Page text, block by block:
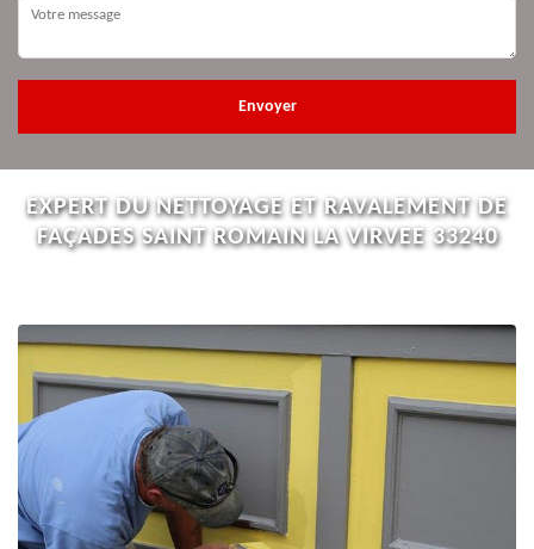
EXPERT DU NETTOYAGE ET RAVALEMENT DE
FAÇADES SAINT ROMAIN LA VIRVEE 33240